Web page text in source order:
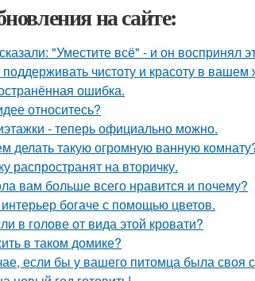
на сайте:
"Уместите всё" - и он воспринял
чистоту и красоту в вашем
ошибка.
относитесь?
- теперь официально можно.
делать такую огромную ванную
распространят на вторичку.
вам больше всего нравится и почему?
богаче с помощью цветов.
в голове от вида этой кровати?
в таком домике?
если бы у вашего питомца была своя